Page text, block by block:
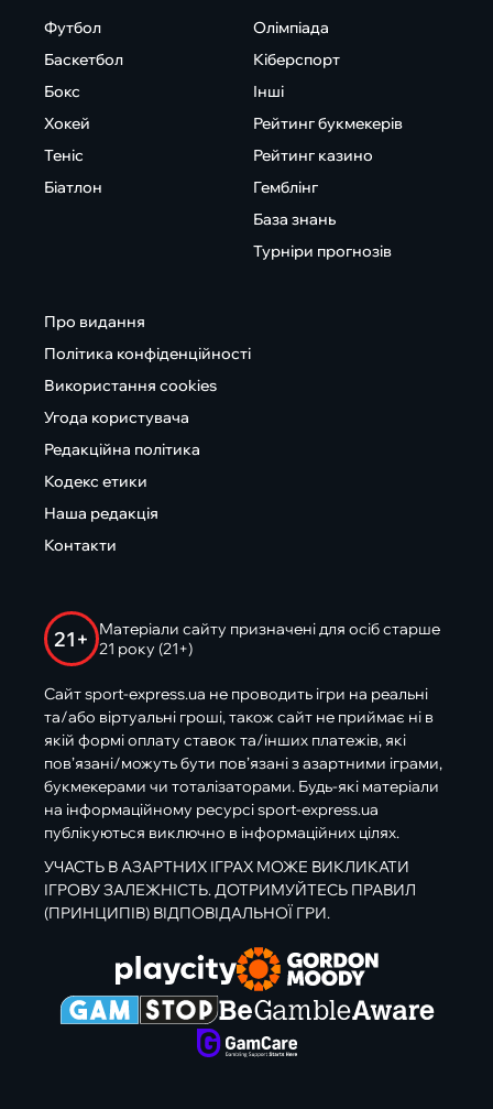
Футбол
Баскетбол
Бокс
Хокей
Теніс
Біатлон
Олімпіада
Кіберспорт
Інші
Рейтинг букмекерів
Рейтинг казино
Гемблінг
База знань
Турніри прогнозів
Про видання
Політика конфіденційності
Використання cookies
Угода користувача
Редакційна політика
Кодекс етики
Наша редакція
Контакти
21+
Матеріали сайту призначені для осіб старше
21 року (21+)
Сайт sport-express.ua не проводить ігри на реальні
та/або віртуальні гроші, також сайт не приймає ні в
якій формі оплату ставок та/інших платежів, які
пов’язані/можуть бути пов’язані з азартними іграми,
букмекерами чи тоталізаторами. Будь-які матеріали
на інформаційному ресурсі sport-express.ua
публікуються виключно в інформаційних цілях.
УЧАСТЬ В АЗАРТНИХ ІГРАХ МОЖЕ ВИКЛИКАТИ
ІГРОВУ ЗАЛЕЖНІСТЬ. ДОТРИМУЙТЕСЬ ПРАВИЛ
(ПРИНЦИПІВ) ВІДПОВІДАЛЬНОЇ ГРИ.